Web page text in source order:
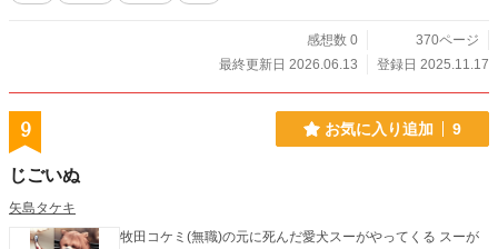
感想数 0
370ページ
最終更新日 2026.06.13
登録日 2025.11.17
9 お気に入り追加 9
じごいぬ
矢島タケキ
牧田コケミ(無職)の元に死んだ愛犬スーがやってくる スーが